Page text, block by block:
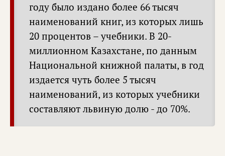
году было издано более 66 тысяч
наименований книг, из которых лишь
20 процентов – учебники. В 20-
миллионном Казахстане, по данным
Национальной книжной палаты, в год
издается чуть более 5 тысяч
наименований, из которых учебники
составляют львиную долю - до 70%.